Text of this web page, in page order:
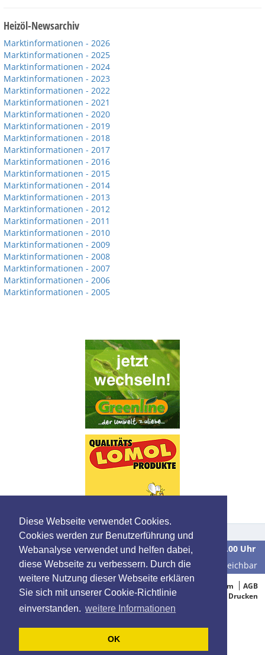
Diese Webseite verwendet Cookies.
Cookies werden zur Benutzerführung und
Webanalyse verwendet und helfen dabei,
diese Webseite zu verbessern. Durch die
weitere Nutzung dieser Webseite erklären
Sie sich mit unserer Cookie-Richtlinie
einverstanden. weitere Informationen
OK
Heizöl-Newsarchiv
Marktinformationen - 2026
Marktinformationen - 2025
Marktinformationen - 2024
Marktinformationen - 2023
Marktinformationen - 2022
Marktinformationen - 2021
Marktinformationen - 2020
Marktinformationen - 2019
Marktinformationen - 2018
Marktinformationen - 2017
Marktinformationen - 2016
Marktinformationen - 2015
Marktinformationen - 2014
Marktinformationen - 2013
Marktinformationen - 2012
Marktinformationen - 2011
Marktinformationen - 2010
Marktinformationen - 2009
Marktinformationen - 2008
Marktinformationen - 2007
Marktinformationen - 2006
Marktinformationen - 2005
Wir sindMontag bis Freitagin der Zeit von9.00 bis 16.00 Uhr
unter der Telefonnummer0 39 28 / 70 37 90für Sie erreichbar
© 2005-2015 Oelbestellung.de Impressum
AGB
Datenschutz
Drucken